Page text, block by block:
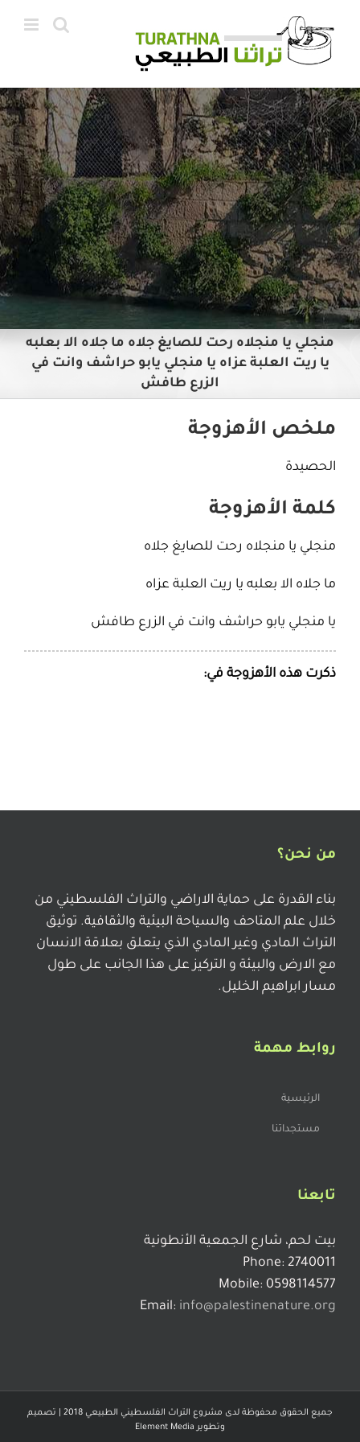
content
منجلي يا منجلاه رحت للصايغ جلاه ما جلاه الا بعلبه
يا ريت العلبة عزاه يا منجلي يابو حراشف وانت في
الزرع طافش
ملخص الأهزوجة
الحصيدة
كلمة الأهزوجة
منجلي يا منجلاه رحت للصايغ جلاه
ما جلاه الا بعلبه يا ريت العلبة عزاه
يا منجلي يابو حراشف وانت في الزرع طافش
ذكرت هذه الأهزوجة في:
من نحن؟
بناء القدرة على حماية الاراضي والتراث الفلسطيني من
خلال علم المتاحف والسياحة البيئية والثقافية. توثيق
التراث المادي وغير المادي الذي يتعلق بعلاقة الانسان
مع الارض والبيئة و التركيز على هذا الجانب على طول
مسار ابراهيم الخليل.
روابط مهمة
الرئيسية
مستجداتنا
تابعنا
بيت لحم، شارع الجمعية الأنطونية
Phone: 2740011
Mobile: 0598114577
Email: info@palestinenature.org
جميع الحقوق محفوظة لدى مشروع التراث الفلسطيني الطبيعي 2018 | تصميم
وتطوير Element Media